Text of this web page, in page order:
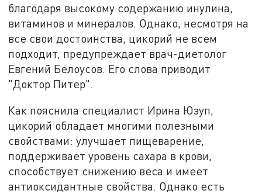
благодаря высокому содержанию инулина,
витаминов и минералов. Однако, несмотря на
все свои достоинства, цикорий не всем
подходит, предупреждает врач-диетолог
Евгений Белоусов. Его слова приводит
"Доктор Питер".
Как пояснила специалист Ирина Юзуп,
цикорий обладает многими полезными
свойствами: улучшает пищеварение,
поддерживает уровень сахара в крови,
способствует снижению веса и имеет
антиоксидантные свойства. Однако есть